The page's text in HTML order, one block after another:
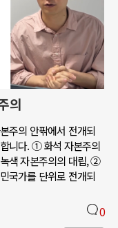
의
주의 안팎에서 전개되
니다. ① 화석 자본주의
색 자본주의의 대립, ②
국가를 단위로 전개되
0